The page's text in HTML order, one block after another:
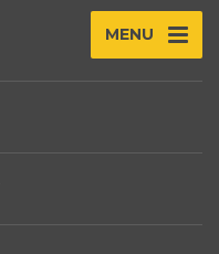
MENU